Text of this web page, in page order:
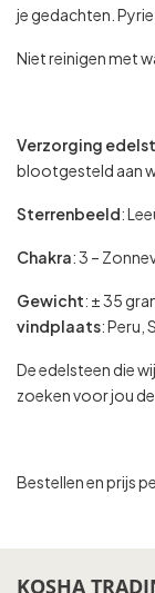
je gedachten.
Niet reinigen met
Verzorging
blootgesteld aan
Sterrenbeeld:
Chakra: 3 –
Gewicht: ± 35
vindplaats: Peru,
De edelsteen die
zoeken voor jou
Bestellen en prijs
KOSHA